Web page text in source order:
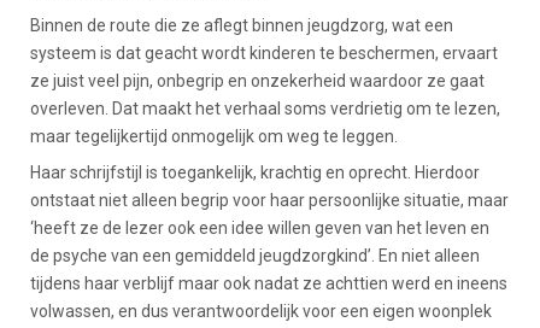
Binnen de route die ze aflegt binnen jeugdzorg, wat een
systeem is dat geacht wordt kinderen te beschermen, ervaart
ze juist veel pijn, onbegrip en onzekerheid waardoor ze gaat
overleven. Dat maakt het verhaal soms verdrietig om te lezen,
maar tegelijkertijd onmogelijk om weg te leggen.
Haar schrijfstijl is toegankelijk, krachtig en oprecht. Hierdoor
ontstaat niet alleen begrip voor haar persoonlijke situatie, maar
‘heeft ze de lezer ook een idee willen geven van het leven en
de psyche van een gemiddeld jeugdzorgkind’. En niet alleen
tijdens haar verblijf maar ook nadat ze achttien werd en ineens
volwassen, en dus verantwoordelijk voor een eigen woonplek